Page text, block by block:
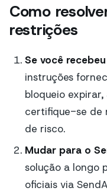
Como
restrições
Se você
instruções
bloqueio
certifique-se de
de risco.
Mudar para o
solução a longo
oficiais via